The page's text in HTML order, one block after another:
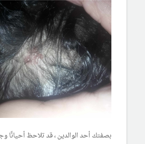
بصفتك أحد الوالدين ، قد تلاحظ أحيانًا